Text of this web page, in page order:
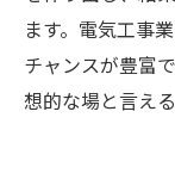
ます。電気工事
チャンスが豊富
想的な場と言える